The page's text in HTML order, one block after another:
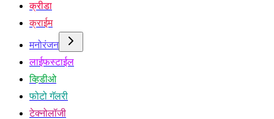
क्रीडा
क्राईम
मनोरंजन
लाईफस्टाईल
व्हिडीओ
फोटो गॅलरी
टेक्नोलॉजी